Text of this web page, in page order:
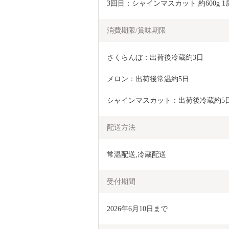
3回目：シャインマスカット 約600g 1
消費期限/賞味期限
さくらんぼ：出荷後冷蔵約3日
メロン：出荷後常温約5日
シャインマスカット：出荷後冷蔵約5
配送方法
常温配送,冷蔵配送
受付期間
2026年6月10日まで